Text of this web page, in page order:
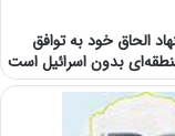
الحاق خود به توافق
بدون اسرائیل است